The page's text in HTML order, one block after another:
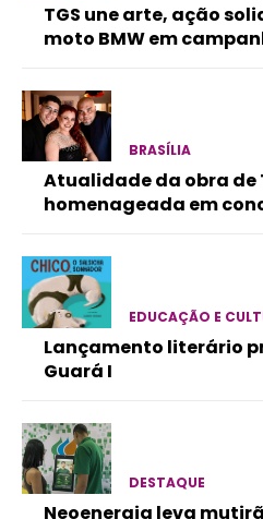
TGS une arte, ação
moto BMW em
BRASÍLIA
Atualidade da obra de
homenageada em
EDUCAÇÃO E
Lançamento literário
Guará I
DESTAQUE
Neoenergia leva